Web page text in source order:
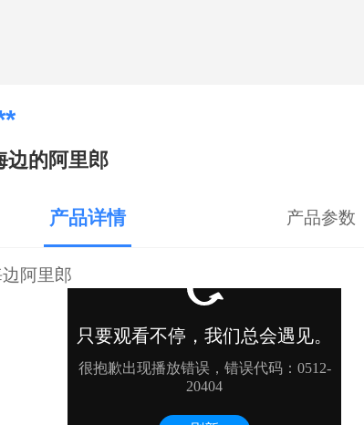
边的阿里郎
产品详情 产品参数
阿里郎